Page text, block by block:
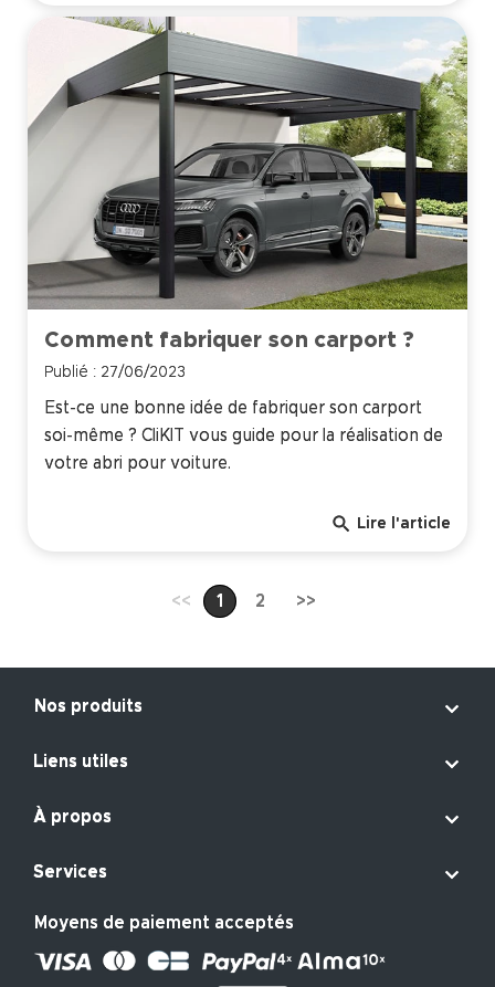
Comment fabriquer son carport ?
Publié : 27/06/2023
Est-ce une bonne idée de fabriquer son carport
soi-même ? CliKIT vous guide pour la réalisation de
votre abri pour voiture.
search Lire l'article
<< 1 2 >>
Nos produits 
Liens utiles 
À propos 
Services 
Moyens de paiement acceptés